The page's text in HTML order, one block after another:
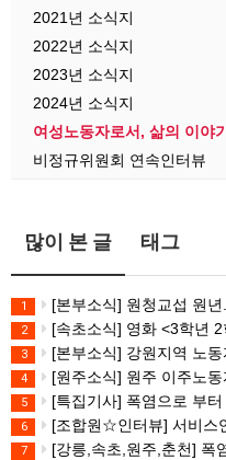
2021년 소식지
2022년 소식지
2023년 소식지
2024년 소식지
여성노동자로서, 삶의 이야기
비정규위원회 연속인터뷰
많이 본 글 태그
1 [본부소식] 원청교섭 원년. 초기업교섭 돌파
2 [속초소식] 영화 <3학년
3 [본부소식] 강원지역 노
4 [원주소식] 원주 이주노
5 [특집기사] 폭염으로 부
6 [조합원☆인터뷰] 서비스연맹 전국
7 [강릉,속초,원주,춘천] 폭